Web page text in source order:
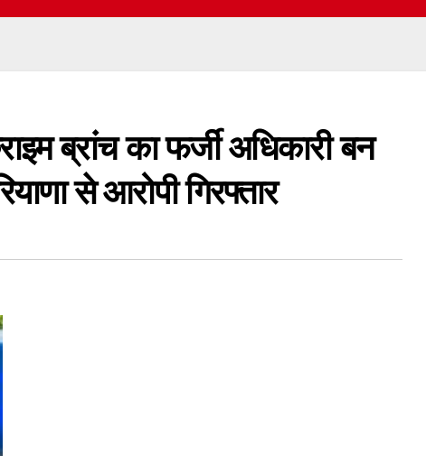
ब्रांच का फर्जी अधिकारी बन
से आरोपी गिरफ्तार